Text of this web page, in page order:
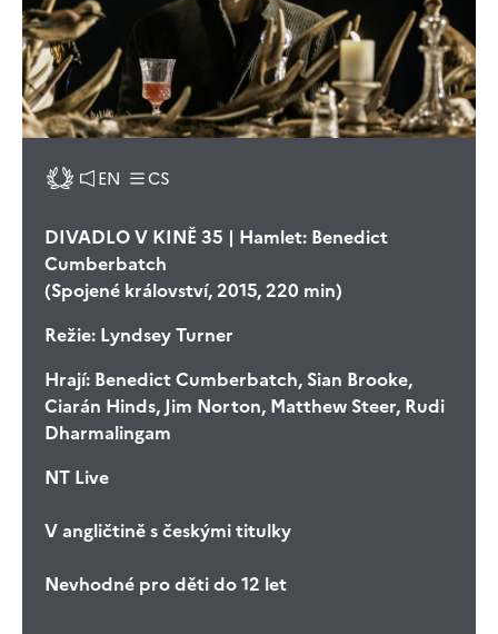
EN CS
DIVADLO V KINĚ 35 | Hamlet: Benedict
Cumberbatch
(Spojené království, 2015, 220 min)
Režie: Lyndsey Turner
Hrají: Benedict Cumberbatch, Sian Brooke,
Ciarán Hinds, Jim Norton, Matthew Steer, Rudi
Dharmalingam
NT Live
V angličtině s českými titulky
Nevhodné pro děti do 12 let